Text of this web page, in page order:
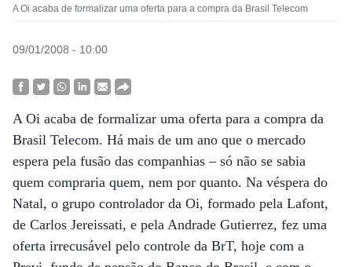
A Oi acaba de formalizar uma oferta para a compra da Brasil Telecom
09/01/2008 - 10:00
A Oi acaba de formalizar uma oferta para a compra da
Brasil Telecom. Há mais de um ano que o mercado
espera pela fusão das companhias – só não se sabia
quem compraria quem, nem por quanto. Na véspera do
Natal, o grupo controlador da Oi, formado pela Lafont,
de Carlos Jereissati, e pela Andrade Gutierrez, fez uma
oferta irrecusável pelo controle da BrT, hoje com a